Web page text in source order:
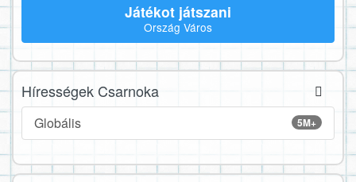
Játékot játszani
Ország Város
Hírességek Csarnoka
5M+
Globális